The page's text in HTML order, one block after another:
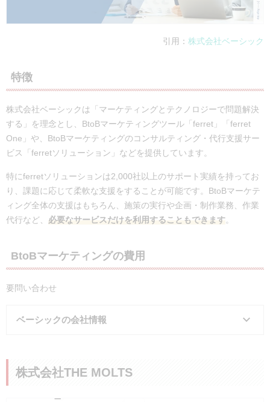
06-6575-7009
引用： 株式会社ベーシック
特徴
株式会社ベーシックは「マーケティングとテクノロジーで問題解決
する」を理念とし、BtoBマーケティングツール「ferret」「ferret
One」や、BtoBマーケティングのコンサルティング・代行支援サー
ビス「ferretソリューション」などを提供しています。
特にferretソリューションは2,000社以上のサポート実績を持ってお
り、課題に応じて柔軟な支援をすることが可能です。BtoBマーケテ
ィング全体の支援はもちろん、施策の実行や企画・制作業務、作業
代行など、 必要なサービスだけを利用することもできます。
BtoBマーケティングの費用
要問い合わせ
ベーシックの会社情報
株式会社THE MOLTS